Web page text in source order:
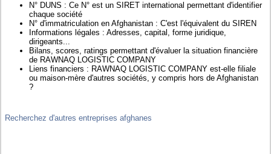
N° DUNS : Ce N° est un SIRET international permettant d'identifier
chaque société
N° d'immatriculation en Afghanistan : C'est l'équivalent du SIREN
Informations légales : Adresses, capital, forme juridique,
dirigeants...
Bilans, scores, ratings permettant d'évaluer la situation financière
de RAWNAQ LOGISTIC COMPANY
Liens financiers : RAWNAQ LOGISTIC COMPANY est-elle filiale
ou maison-mère d'autres sociétés, y compris hors de Afghanistan
?
Recherchez d'autres entreprises afghanes